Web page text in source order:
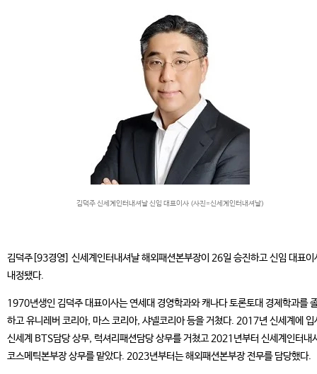
김덕주 신세계인터내셔날 신임 대표이사 (사진=신세계인터내셔날)
김덕주[93경영] 신세계인터내셔날 해외패션본부장이 26일 승진하고 신임 대표이
내정됐다.
1970년생인 김덕주 대표이사는 연세대 경영학과와 캐나다 토론토대 경제학과를
하고 유니레버 코리아, 마스 코리아, 샤넬코리아 등을 거쳤다. 2017년 신세계에 입
신세계 BTS담당 상무, 럭셔리패션담당 상무를 거쳤고 2021년부터 신세계인터내
코스메틱본부장 상무를 맡았다. 2023년부터는 해외패션본부장 전무를 담당했다.